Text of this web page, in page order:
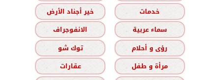
خدمات
خير أجناد الأرض
سماء عربية
الانفوجراف
رؤى و أحلام
توك شو
مرأة و طفل
عقارات